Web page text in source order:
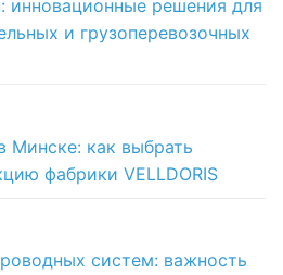
инновационные решения для
и грузоперевозочных
Минске: как выбрать
фабрики VELLDORIS
систем: важность